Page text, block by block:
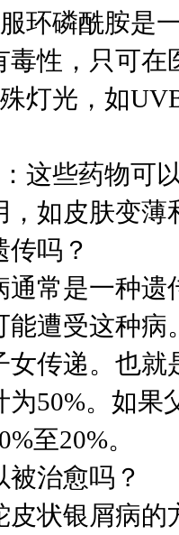
环磷酰胺是
毒性，只可在
灯光，如
这些药物可
，如皮肤变薄
传吗？
通常是一种
能遭受这种
女传递。也
为50%。如
至20%。
治愈吗？
皮状银屑病